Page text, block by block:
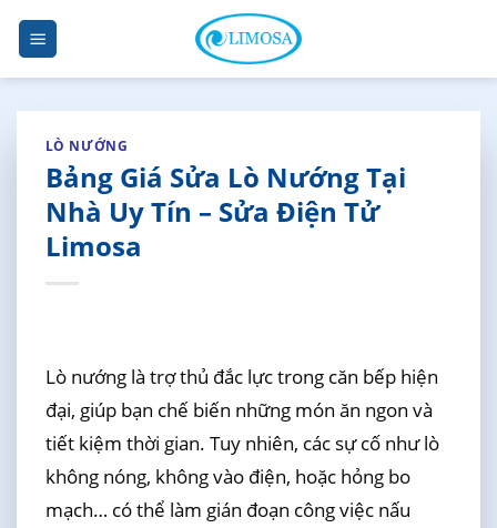
Skip
content
LÒ NƯỚNG
Bảng Giá Sửa Lò Nướng Tại
Nhà Uy Tín – Sửa Điện Tử
Limosa
Lò nướng là trợ thủ đắc lực trong căn bếp hiện
đại, giúp bạn chế biến những món ăn ngon và
tiết kiệm thời gian. Tuy nhiên, các sự cố như lò
không nóng, không vào điện, hoặc hỏng bo
mạch… có thể làm gián đoạn công việc nấu